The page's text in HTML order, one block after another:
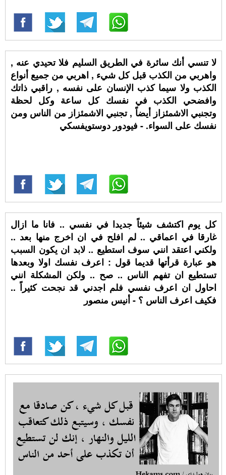
لا تنسي أنك سائرة في الطريق السليم فلا تحيدي عنه ,
واهربي من الكذب قبل كل شيء , اهربي من جميع أنواع
الكذب ولا سيما كذب الإنسان على نفسه , راقبي ذاتك
وافضحي الكذب في نفسك كل ساعة وكل لحظة
وتجنبي الاشمئزاز أيضاً , تجنبي الاشمئزاز من الناس ومن
نفسك على السواء. - فيودور دوستويفسكي
كل يوم اكتشف شيئاً جديدا في نفسي .. فانا ما ازال
غارقا في اعماقي .. لم افلح في ان اخرج منها بعد ..
ولكني اعتقد انني سوف استطيع .. لابد ان يكون السبب
هو عبارة قرأتها قديما قول : اعرف نفسك اولا وبعدها
تستطيع ان تفهم الناس .. صح .. ولكن المشكلة انني
احاول ان اعرف نفسي فلم اجدني قد نجحت كثيراً ..
فكيف اعرف الناس ؟ - أنيس منصور